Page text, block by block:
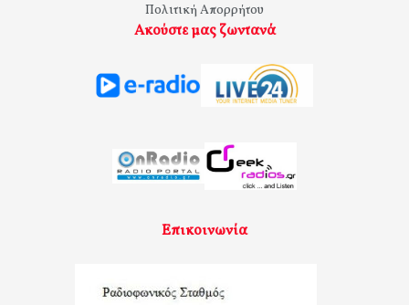
Πολιτική Απορρήτου
Ακούστε μας ζωντανά
Επικοινωνία